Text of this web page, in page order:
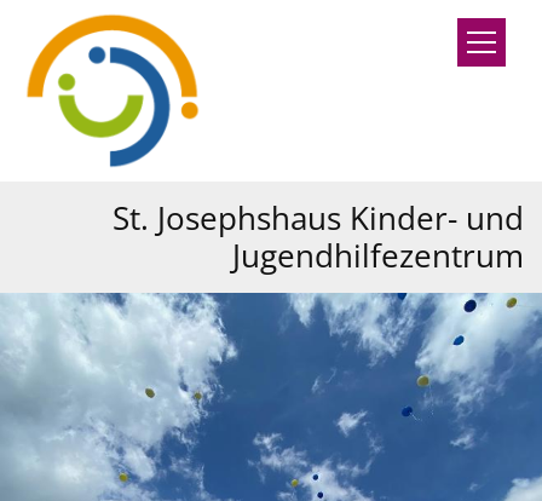
Zum Inhalt springen
St. Josephshaus Kinder- und
Jugendhilfezentrum